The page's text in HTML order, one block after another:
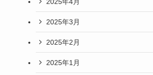
2025年3月
2025年2月
2025年1月